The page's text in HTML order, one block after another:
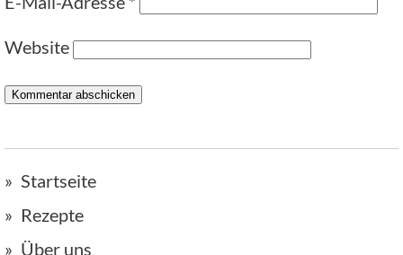
Website
Startseite
Rezepte
Über uns